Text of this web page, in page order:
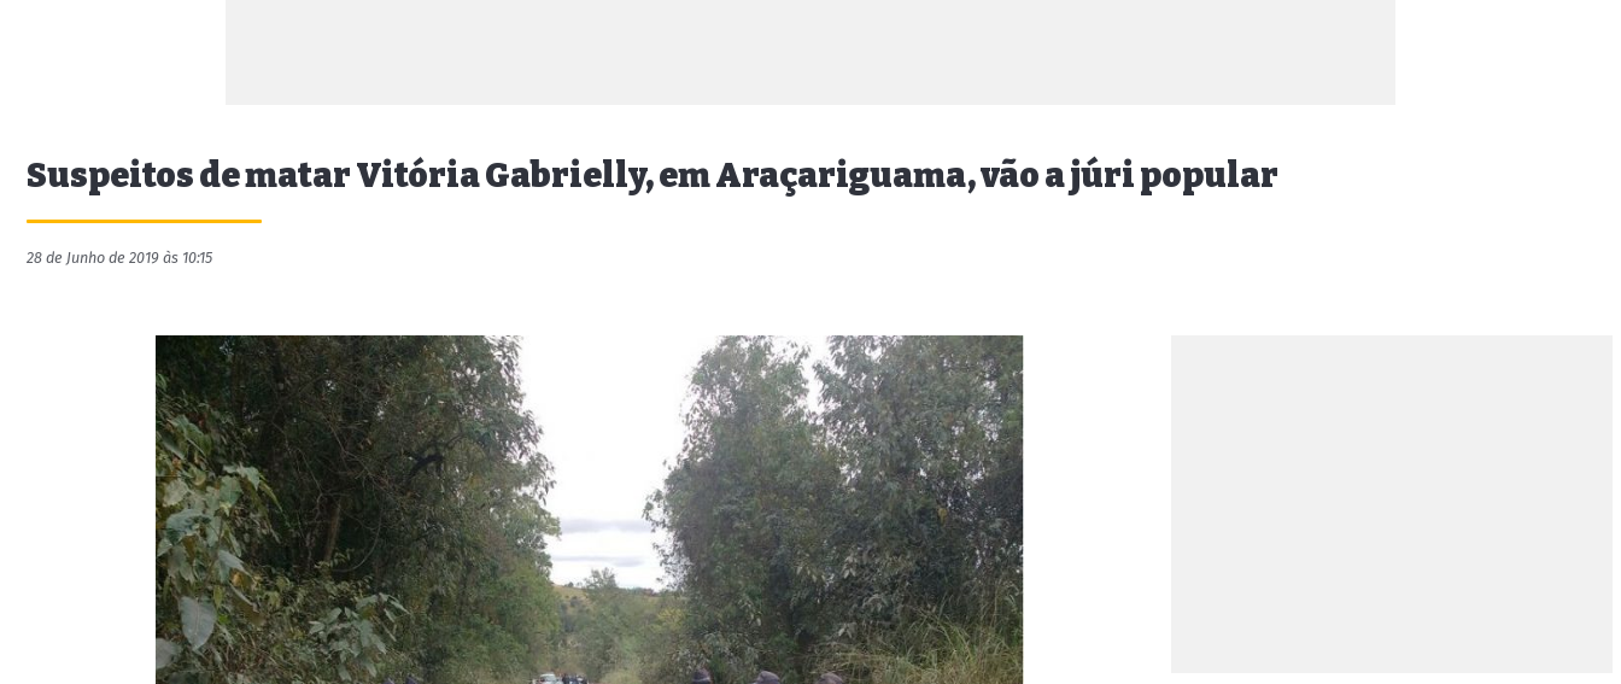
Suspeitos de matar Vitória Gabrielly, em Araçariguama, vão a júri popular
28 de Junho de 2019 às 10:15